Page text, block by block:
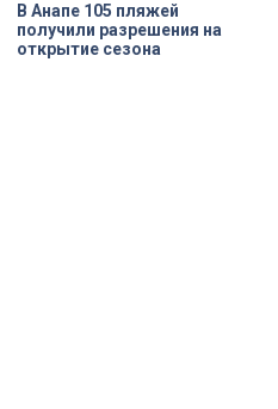
В Анапе 105 пляжей
получили разрешения на
открытие сезона